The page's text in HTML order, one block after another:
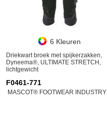
6 Kleuren
Driekwart broek met spijkerzakken,
Dyneema®, ULTIMATE STRETCH,
lichtgewicht
F0461-771
MASCOT® FOOTWEAR INDUSTRY